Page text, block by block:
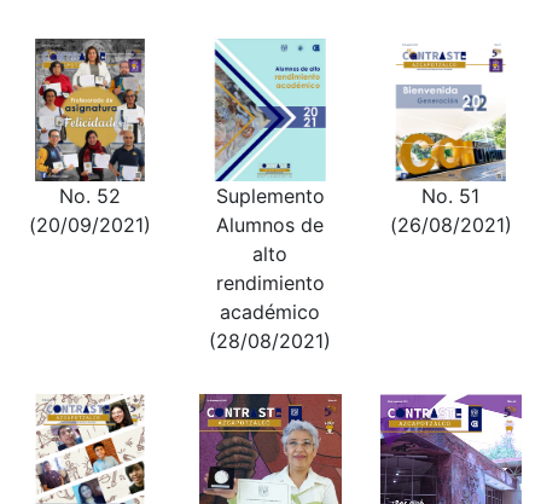
No. 52
(20/09/2021)
Suplemento
Alumnos de
alto
rendimiento
académico
(28/08/2021)
No. 51
(26/08/2021)